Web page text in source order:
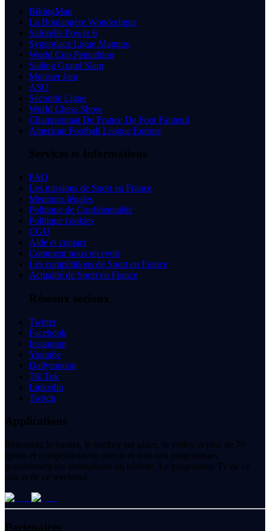
BikingMan
La Boulangère Wonderligue
Saforelle Power 6
Synerglace Ligue Magnus
World Cup Pentathlon
Sailing Grand Slam
Monster Jam
ASO
Seconde Ligue
World Chess Show
Championnat De France De Foot Fauteuil
American Football League Europe
Services et Informations
FAQ
Les missions de Sport en France
Mentions légales
Politique de Confidentialité
Politique cookies
CGU
Aide et contact
Comment nous recevoir
Les compétitions de Sport en France
Actualité de Sport en France
Réseaux sociaux
Twitter
Facebook
Instagram
Youtube
Dailymotion
Tik Tok
Linkedin
Twitch
Applications
Retrouvez le basket, le hockey sur glace, le volley et plus de 70
sports et compétitions en directs et tous nos programmes
gratuitement sur smartphone ou tablette. Le programme Tv de ce
soir et de ce weekend.
Partenaires